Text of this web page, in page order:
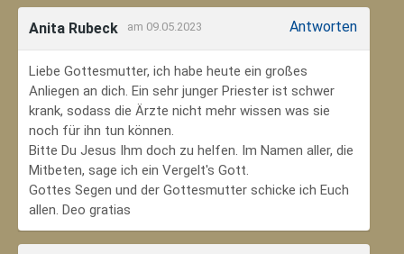
Anita Rubeck am 09.05.2023 Antworten
Liebe Gottesmutter, ich habe heute ein großes
Anliegen an dich. Ein sehr junger Priester ist schwer
krank, sodass die Ärzte nicht mehr wissen was sie
noch für ihn tun können.
Bitte Du Jesus Ihm doch zu helfen. Im Namen aller, die
Mitbeten, sage ich ein Vergelt's Gott.
Gottes Segen und der Gottesmutter schicke ich Euch
allen. Deo gratias